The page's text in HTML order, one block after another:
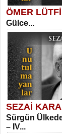
MEHMET
Vagon’da Bir
SITKI
Oruçla
Mehmet
Elmira...
ÖMER
Gülce...
SEZAİ
Sürgün
– IV...